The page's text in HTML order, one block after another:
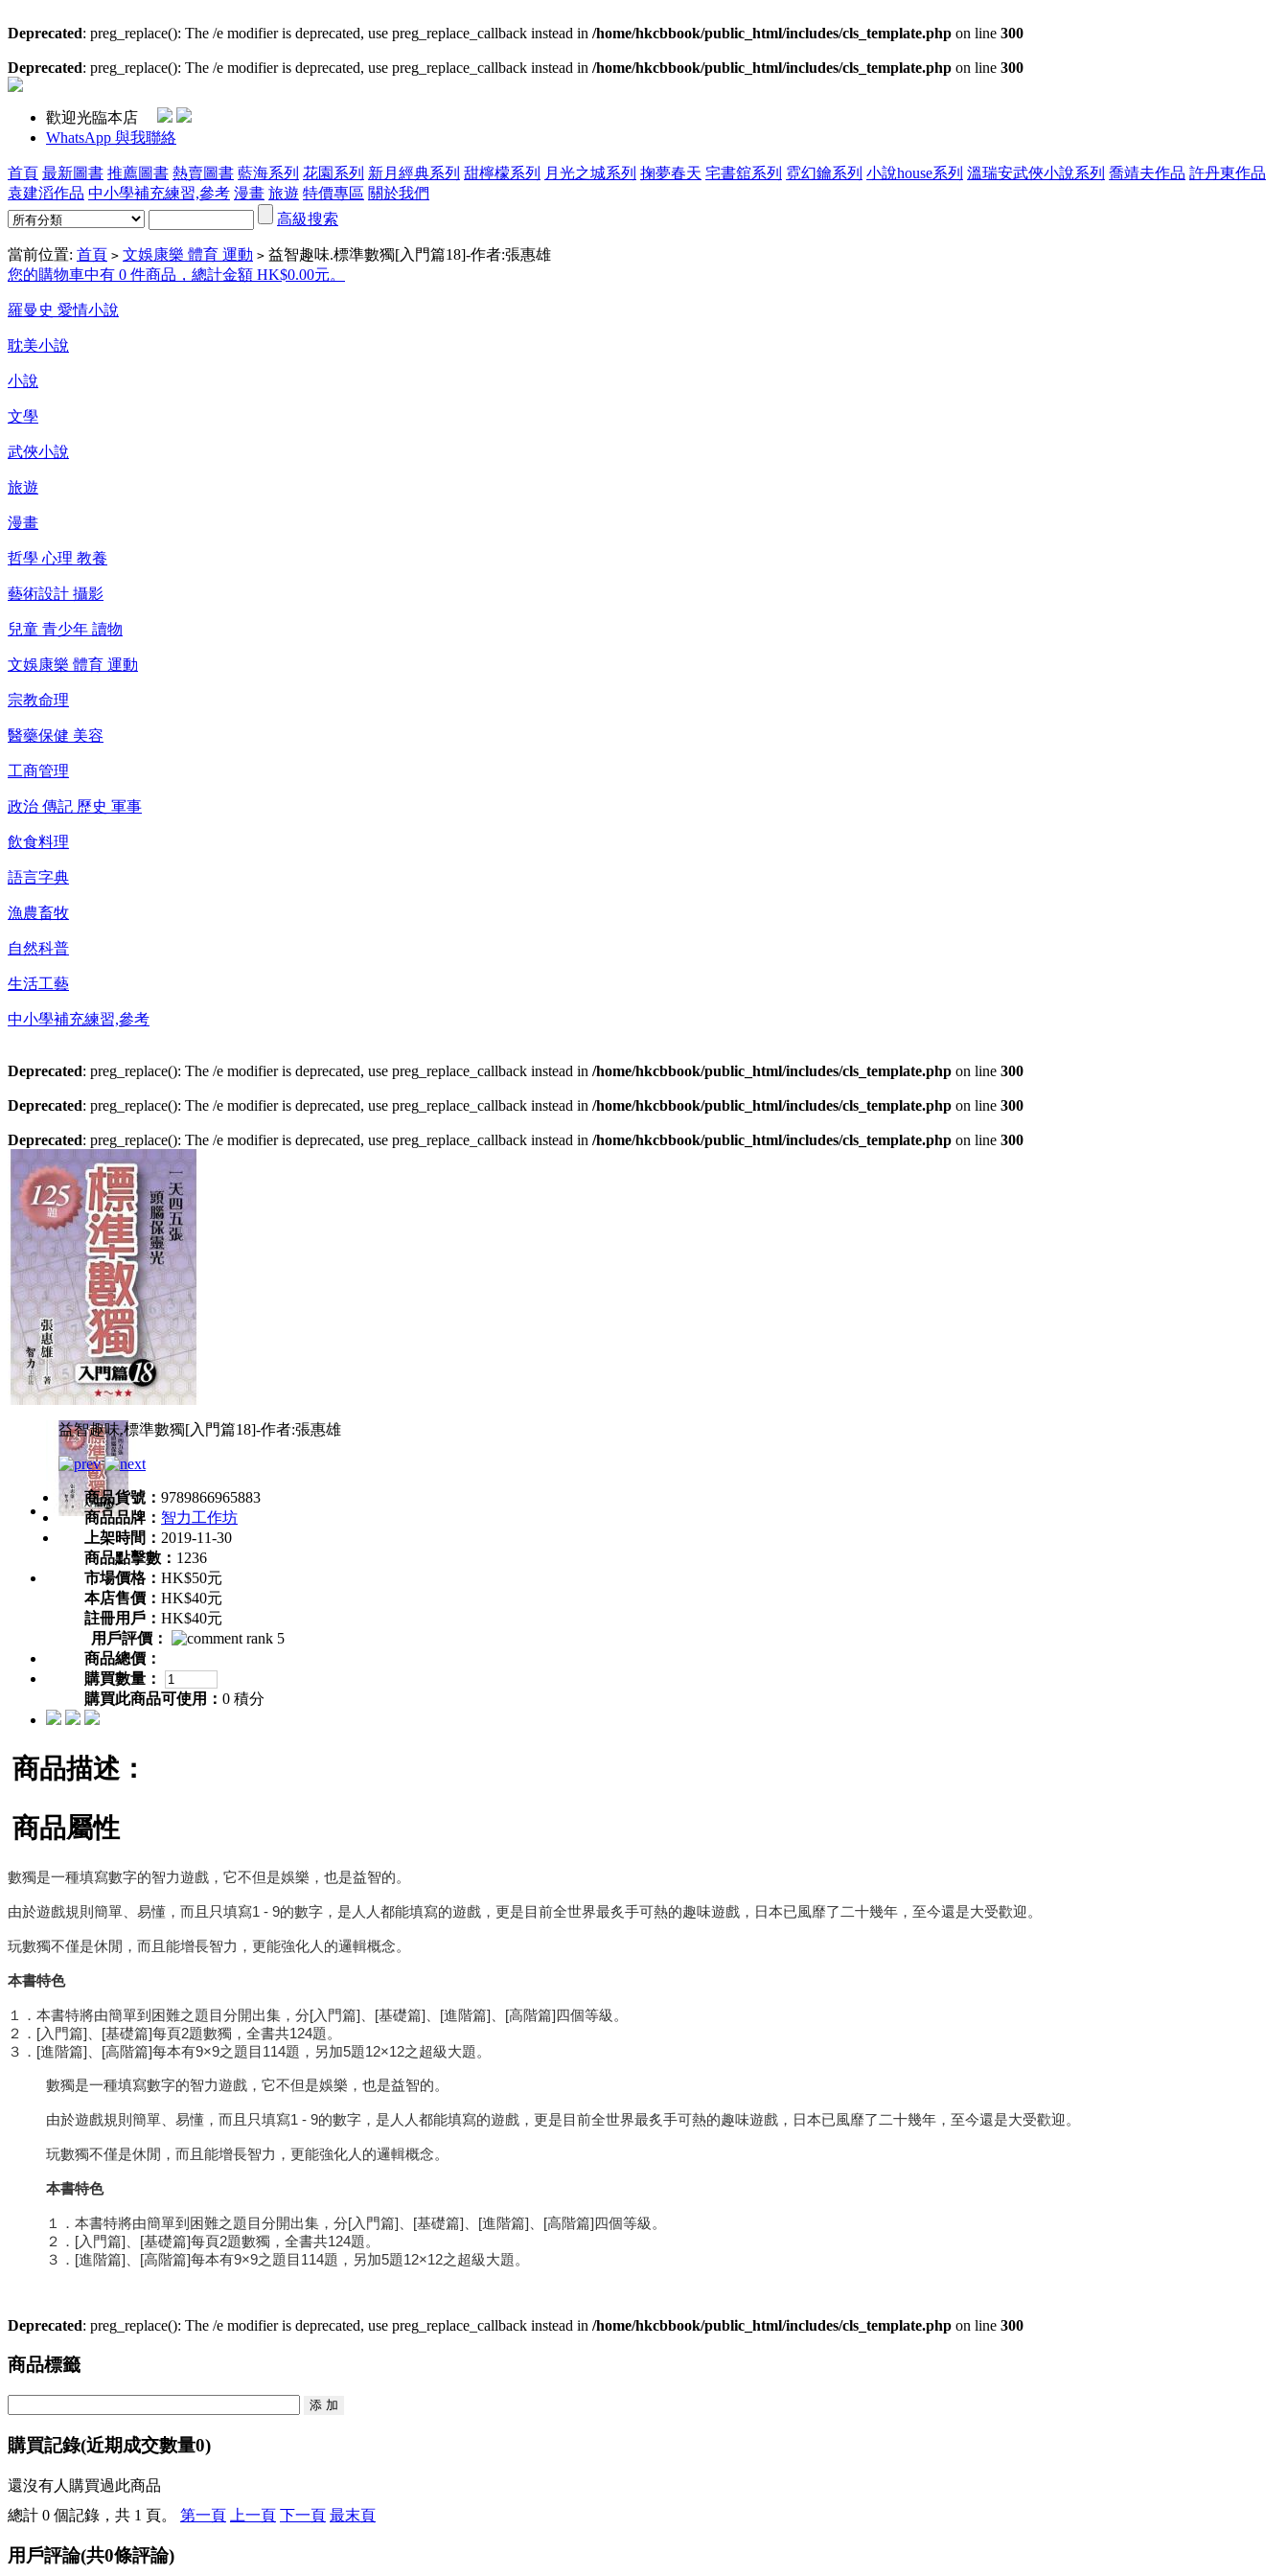
Deprecated: preg_replace(): The /e modifier is deprecated, use preg_replace_callback instead in /home/hkcbbook/public_html/includes/cls_template.php on line 300
Deprecated: preg_replace(): The /e modifier is deprecated, use preg_replace_callback instead in /home/hkcbbook/public_html/includes/cls_template.php on line 300
歡迎光臨本店
WhatsApp 與我聯絡
首頁 最新圖書 推薦圖書 熱賣圖書 藍海系列 花園系列 新月經典系列 甜檸檬系列 月光之城系列 掬夢春天 宅書舘系列 霓幻鑰系列 小說house系列 溫瑞安武俠小說系列 喬靖夫作品 許丹東作品
袁建滔作品 中小學補充練習,參考 漫畫 旅遊 特價專區 關於我們
高級搜索
當前位置: 首頁 > 文娛康樂 體育 運動 > 益智趣味.標準數獨[入門篇18]-作者:張惠雄
您的購物車中有 0 件商品，總計金額 HK$0.00元。
羅曼史 愛情小說
耽美小說
小說
文學
武俠小說
旅遊
漫畫
哲學 心理 教養
藝術設計 攝影
兒童 青少年 讀物
文娛康樂 體育 運動
宗教命理
醫藥保健 美容
工商管理
政治 傳記 歷史 軍事
飲食料理
語言字典
漁農畜牧
自然科普
生活工藝
中小學補充練習,參考
Deprecated: preg_replace(): The /e modifier is deprecated, use preg_replace_callback instead in /home/hkcbbook/public_html/includes/cls_template.php on line 300
Deprecated: preg_replace(): The /e modifier is deprecated, use preg_replace_callback instead in /home/hkcbbook/public_html/includes/cls_template.php on line 300
Deprecated: preg_replace(): The /e modifier is deprecated, use preg_replace_callback instead in /home/hkcbbook/public_html/includes/cls_template.php on line 300
益智趣味.標準數獨[入門篇18]-作者:張惠雄
商品貨號： 9789866965883
商品品牌： 智力工作坊
上架時間： 2019-11-30
商品點擊數： 1236
市場價格： HK$50元
本店售價： HK$40元
註冊用戶： HK$40元
用戶評價：
商品總價：
購買數量：
購買此商品可使用： 0 積分
商品描述：
商品屬性
數獨是一種填寫數字的智力遊戲，它不但是娛樂，也是益智的。
由於遊戲規則簡單、易懂，而且只填寫1 - 9的數字，是人人都能填寫的遊戲，更是目前全世界最炙手可熱的趣味遊戲，日本已風靡了二十幾年，至今還是大受歡迎。
玩數獨不僅是休閒，而且能增長智力，更能強化人的邏輯概念。
本書特色
１．本書特將由簡單到困難之題目分開出集，分[入門篇]、[基礎篇]、[進階篇]、[高階篇]四個等級。
２．[入門篇]、[基礎篇]每頁2題數獨，全書共124題。
３．[進階篇]、[高階篇]每本有9×9之題目114題，另加5題12×12之超級大題。
數獨是一種填寫數字的智力遊戲，它不但是娛樂，也是益智的。
由於遊戲規則簡單、易懂，而且只填寫1 - 9的數字，是人人都能填寫的遊戲，更是目前全世界最炙手可熱的趣味遊戲，日本已風靡了二十幾年，至今還是大受歡迎。
玩數獨不僅是休閒，而且能增長智力，更能強化人的邏輯概念。
本書特色
１．本書特將由簡單到困難之題目分開出集，分[入門篇]、[基礎篇]、[進階篇]、[高階篇]四個等級。
２．[入門篇]、[基礎篇]每頁2題數獨，全書共124題。
３．[進階篇]、[高階篇]每本有9×9之題目114題，另加5題12×12之超級大題。
Deprecated: preg_replace(): The /e modifier is deprecated, use preg_replace_callback instead in /home/hkcbbook/public_html/includes/cls_template.php on line 300
商品標籤
購買記錄(近期成交數量0)
還沒有人購買過此商品
總計 0 個記錄，共 1 頁。 第一頁 上一頁 下一頁 最末頁
用戶評論(共0條評論)